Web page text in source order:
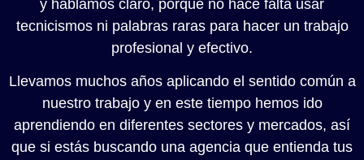
y hablamos claro, porque no hace falta usar
tecnicismos ni palabras raras para hacer un trabajo
profesional y efectivo.
Llevamos muchos años aplicando el sentido común a
nuestro trabajo y en este tiempo hemos ido
aprendiendo en diferentes sectores y mercados, así
que si estás buscando una agencia que entienda tus